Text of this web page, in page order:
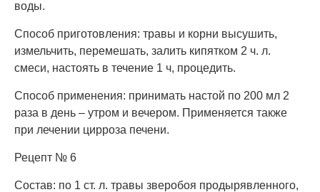
воды.
Способ приготовления: травы и корни высушить,
измельчить, перемешать, залить кипятком 2 ч. л.
смеси, настоять в течение 1 ч, процедить.
Способ применения: принимать настой по 200 мл 2
раза в день – утром и вечером. Применяется также
при лечении цирроза печени.
Рецепт № 6
Состав: по 1 ст. л. травы зверобоя продырявленного,